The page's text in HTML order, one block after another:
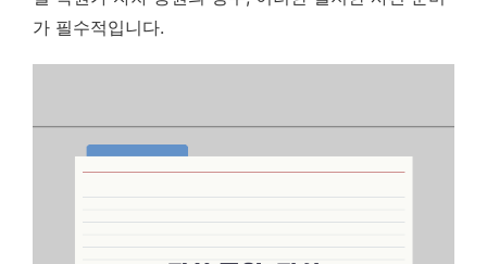
가 필수적입니다.